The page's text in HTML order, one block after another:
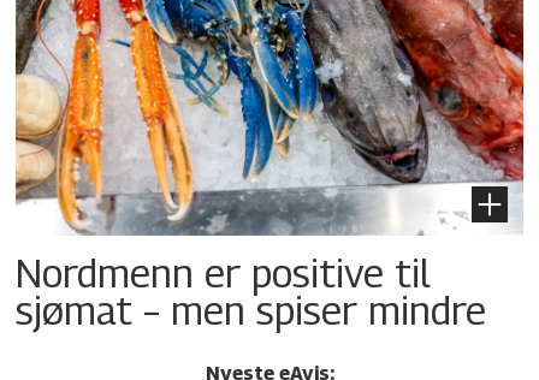
Nordmenn er positive til
sjømat – men spiser mindre
Nyeste eAvis: